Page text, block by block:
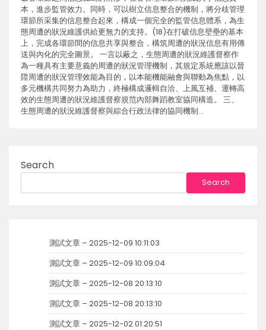
本，進步監管效力。同時，可以樹立信息整合的機制，將分歧管理
環節所采集的信息整合起來，構成一個完全的監管信息體系，為生
態周遭的狀況維護供給更無力的支持。(18)在打破信息壁壘的基本
上，完成各環節間的信息共享與整合，構筑周遭的狀況信息有用傳
送與內化的完全圖景。 一言以蔽之，生態周遭的狀況維護督察作
為一種具有主要意義的周遭的狀況管理機制，其規定系統應該以晉
陞周遭的狀況管理效能為目的，以本能機能融會與聯動為焦點，以
多元機構共同努力為助力，終極構成邏輯自洽、上風互補、運轉高
效的生態周遭的狀況維護督察規范內部舞蹈教室協同構造。 三、
生態周遭的狀況維護督察與綜合行政法律的協同機制…
Search
Search
測試文章 – 2025-12-09 10:11:03
測試文章 – 2025-12-09 10:09:04
測試文章 – 2025-12-08 20:13:10
測試文章 – 2025-12-08 20:13:10
測試文章 – 2025-12-02 01:20:51